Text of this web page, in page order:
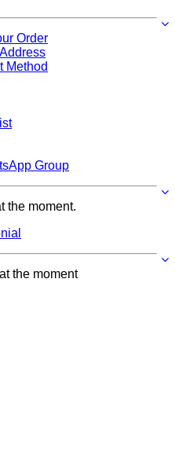
Order
Method
Group
the moment.
the moment